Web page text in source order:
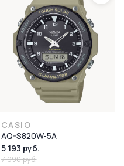
CASIO
AQ-S820W-5A
5 193 руб.
7 990 руб.